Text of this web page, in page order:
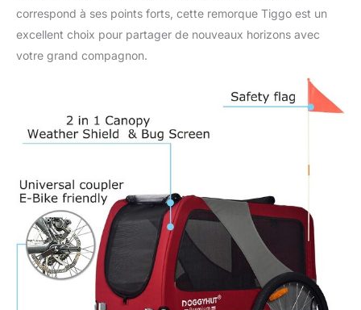
correspond à ses points forts, cette remorque Tiggo est un
excellent choix pour partager de nouveaux horizons avec
votre grand compagnon.